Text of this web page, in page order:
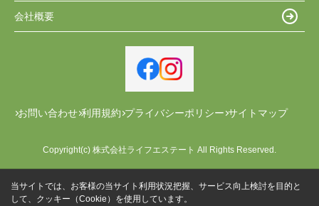
会社概要
お問い合わせ 利用規約 プライバシーポリシー サイトマップ
Copyright(c) 株式会社ライフエステート All Rights Reserved.
当サイトでは、お客様の当サイト利用状況把握、サービス向上検討を目的と
して、クッキー（Cookie）を使用しています。